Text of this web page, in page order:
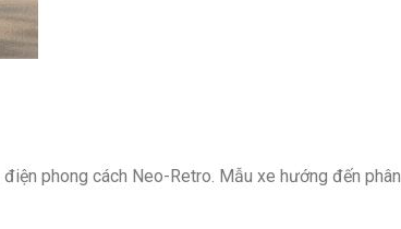
phong cách Neo-Retro. Mẫu xe hướng đến phân